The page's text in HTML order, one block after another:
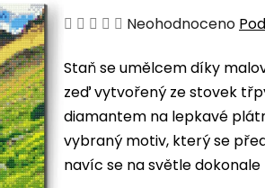
Průměrné
produktu
je
0,0
z
5
Neohodnoceno
Staň se umělcem díky
zeď vytvořený ze stovek
diamantem na lepkavé
vybraný motiv, který se
navíc se na světle